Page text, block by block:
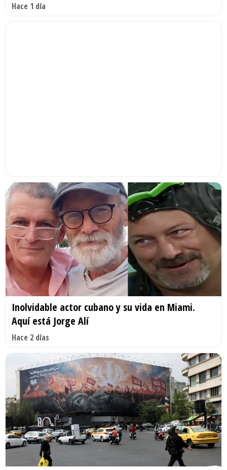
Hace 1 día
Inolvidable actor cubano y su vida en Miami.
Aquí está Jorge Alí
Hace 2 días